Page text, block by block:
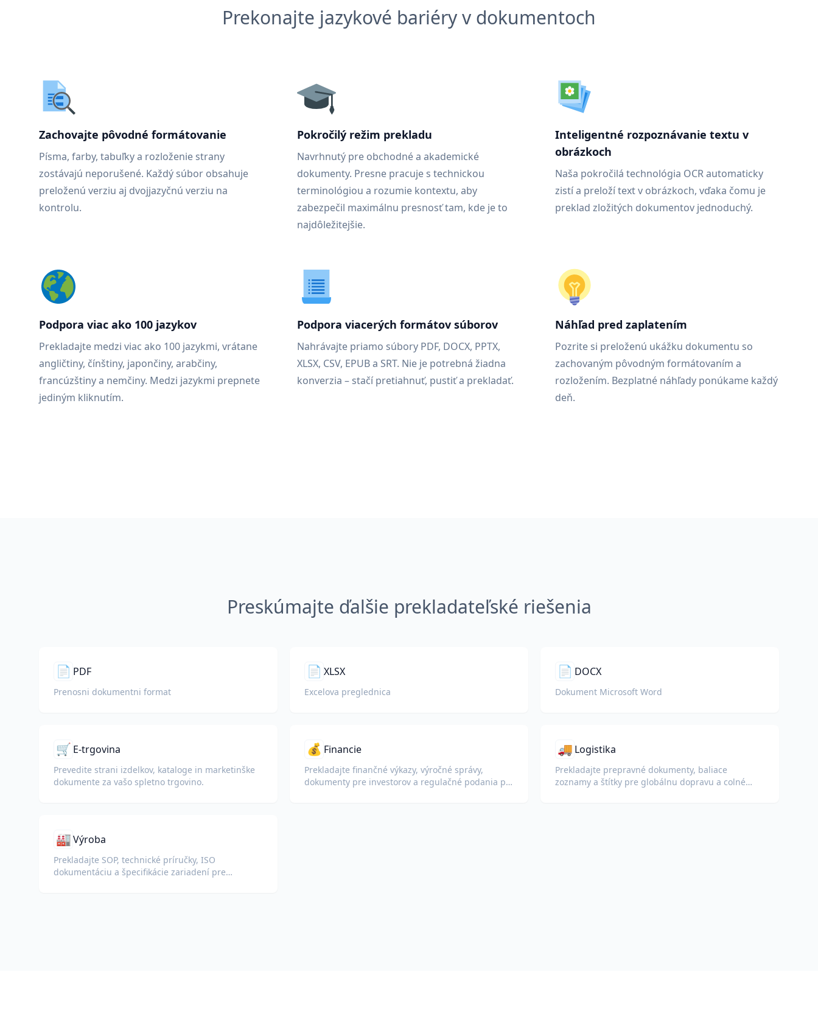
Prekonajte jazykové bariéry v dokumentoch
Zachovajte pôvodné formátovanie
Písma, farby, tabuľky a rozloženie strany
zostávajú neporušené. Každý súbor obsahuje
preloženú verziu aj dvojjazyčnú verziu na
kontrolu.
Pokročilý režim prekladu
Navrhnutý pre obchodné a akademické
dokumenty. Presne pracuje s technickou
terminológiou a rozumie kontextu, aby
zabezpečil maximálnu presnosť tam, kde je to
najdôležitejšie.
Inteligentné rozpoznávanie textu v
obrázkoch
Naša pokročilá technológia OCR automaticky
zistí a preloží text v obrázkoch, vďaka čomu je
preklad zložitých dokumentov jednoduchý.
Podpora viac ako 100 jazykov
Prekladajte medzi viac ako 100 jazykmi, vrátane
angličtiny, čínštiny, japončiny, arabčiny,
francúzštiny a nemčiny. Medzi jazykmi prepnete
jediným kliknutím.
Podpora viacerých formátov súborov
Nahrávajte priamo súbory PDF, DOCX, PPTX,
XLSX, CSV, EPUB a SRT. Nie je potrebná žiadna
konverzia – stačí pretiahnuť, pustiť a prekladať.
Náhľad pred zaplatením
Pozrite si preloženú ukážku dokumentu so
zachovaným pôvodným formátovaním a
rozložením. Bezplatné náhľady ponúkame každý
deň.
Preskúmajte ďalšie prekladateľské riešenia
📄 PDF
Prenosni dokumentni format
📄 XLSX
Excelova preglednica
📄 DOCX
Dokument Microsoft Word
🛒 E-trgovina
Prevedite strani izdelkov, kataloge in marketinške
dokumente za vašo spletno trgovino.
💰 Financie
Prekladajte finančné výkazy, výročné správy,
dokumenty pre investorov a regulačné podania pri
🚚 Logistika
Prekladajte prepravné dokumenty, baliace
zoznamy a štítky pre globálnu dopravu a colné
🏭Výroba
Prekladajte SOP, technické príručky, ISO
dokumentáciu a špecifikácie zariadení pre